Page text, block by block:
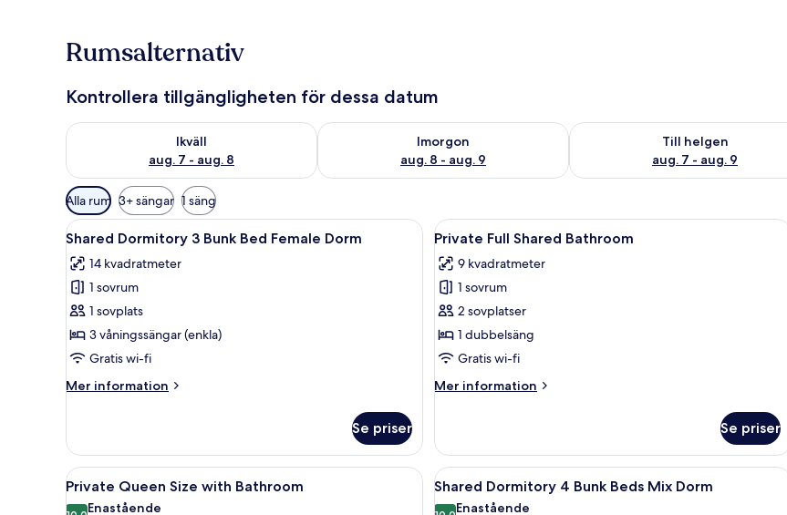
Rumsalternativ
Kontrollera tillgängligheten för dessa datum
Ikväll
aug. 7 - aug. 8
Kontrollera tillgängligheten för ikväll aug. 7 - aug. 8
Imorgon
aug. 8 - aug. 9
Kontrollera tillgängligheten för imorgon aug. 8 - aug. 9
Till helgen
aug. 7 - aug. 9
Kontrollera tillgängligheten för
Tillgängliga
filter
för
rum
Alla rum 3+ sängar 1 säng
Öppna
alla
foton
för
Shared
Dormitory
3
Bed
Ett rum med en våningssäng, ett fönster, gardiner och en krukväxt.
11
Shared Dormitory 3 Bunk Bed Female Dorm
14 kvadratmeter
1 sovrum
1 sovplats
3 våningssängar (enkla)
Gratis wi-fi
Mer information
Mer
Dormitory
Bunk
Bed
Se priser
Öppna
alla
foton
för
Private
Full
Shared
Ett sovrum med en säng, ett
7
Private Full Shared Bathroom
9 kvadratmeter
1 sovrum
2 sovplatser
1 dubbelsäng
Gratis wi-fi
Mer information
Mer
Full
Shared
Bathroom
Se priser
Öppna
alla
Sängtillbehör av högsta kvalitet och memory foam-madrasser
13
Private Queen Size with Bathroom
Enastående
Öppna
alla
Ett rum med våningssängar,
14
Shared Dormitory 4 Bunk Beds Mix Dorm
Enastående